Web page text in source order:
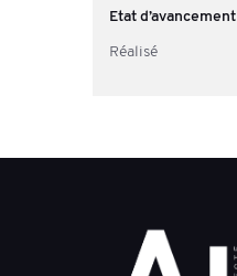
Etat d’avancement
Réalisé